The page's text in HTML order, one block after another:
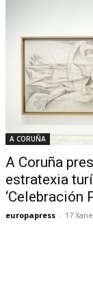
A CORUÑA
A Coruña
estratexia
‘Celebración
europapress - 17